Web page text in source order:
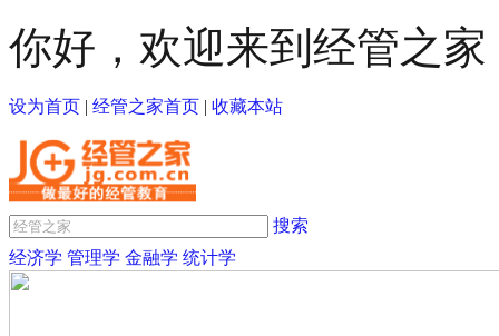
你好，欢迎来到经管之家
设为首页 | 经管之家首页 | 收藏本站
搜索
经济学 管理学 金融学 统计学